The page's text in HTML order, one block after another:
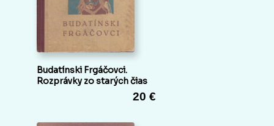
Budatínski Frgáčovci.
Rozprávky zo starých čias
20 €